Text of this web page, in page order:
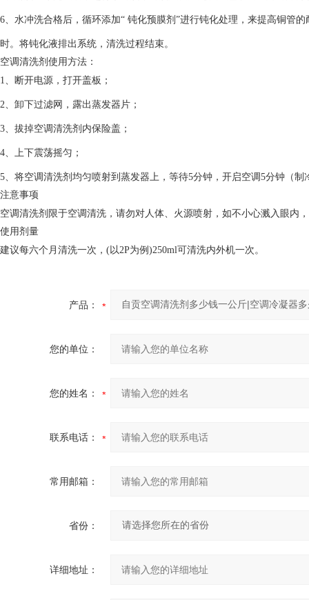
6、水冲洗合格后，循环添加“ 钝化预膜剂”进行钝化处理，来提高铜管
时。将钝化液排出系统，清洗过程结束。
空调清洗剂使用方法：
1、断开电源，打开盖板；
2、卸下过滤网，露出蒸发器片；
3、拔掉空调清洗剂内保险盖；
4、上下震荡摇匀；
5、将空调清洗剂均匀喷射到蒸发器上，等待5分钟，开启空调5分钟（制
注意事项
空调清洗剂限于空调清洗，请勿对人体、火源喷射，如不小心溅入眼内
使用剂量
建议每六个月清洗一次，(以2P为例)250ml可清洗内外机一次。
产品：
您的单位：
您的姓名：
联系电话：
常用邮箱：
省份：
详细地址：